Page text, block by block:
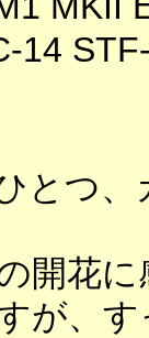
14
とつ
開花
が、